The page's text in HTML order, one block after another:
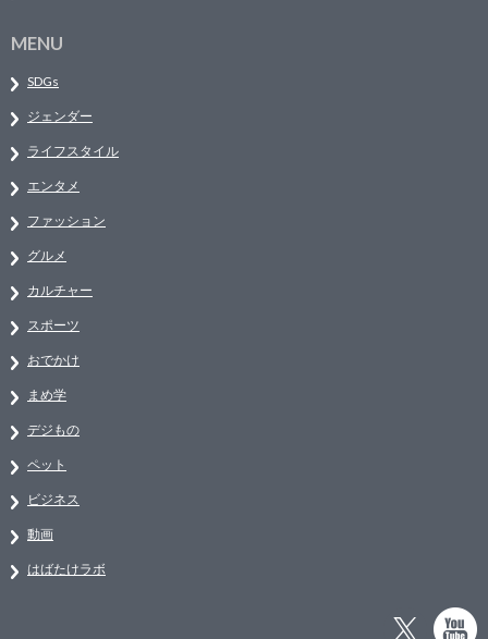
MENU
SDGs
ジェンダー
ライフスタイル
エンタメ
ファッション
グルメ
カルチャー
スポーツ
おでかけ
まめ学
デジもの
ペット
ビジネス
動画
はばたけラボ